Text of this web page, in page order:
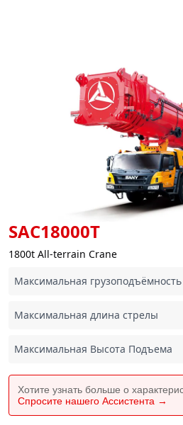
SAC18000T
1800t All-terrain Crane
Максимальная грузоподъёмность
Максимальная длина стрелы
Максимальная Высота Подъема
Хотите узнать больше о
Спросите нашего Ассистента →